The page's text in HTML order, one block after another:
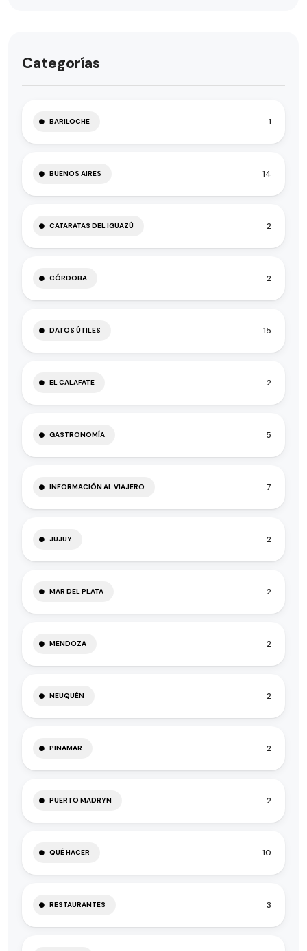
Categorías
BARILOCHE 1
BUENOS AIRES 14
CATARATAS DEL IGUAZÚ 2
CÓRDOBA 2
DATOS ÚTILES 15
EL CALAFATE 2
GASTRONOMÍA 5
INFORMACIÓN AL VIAJERO 7
JUJUY 2
MAR DEL PLATA 2
MENDOZA 2
NEUQUÉN 2
PINAMAR 2
PUERTO MADRYN 2
QUÉ HACER 10
RESTAURANTES 3